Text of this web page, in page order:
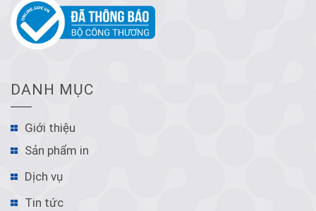
DANH MỤC
Giới thiệu
Sản phẩm in
Dịch vụ
Tin tức